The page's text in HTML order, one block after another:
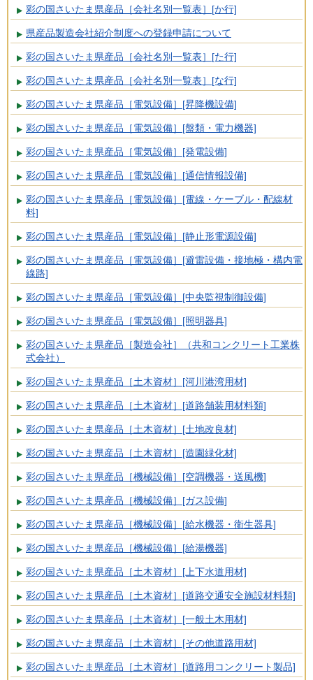
彩の国さいたま県産品［会社名別一覧表］[か行]
県産品製造会社紹介制度への登録申請について
彩の国さいたま県産品［会社名別一覧表］[た行]
彩の国さいたま県産品［会社名別一覧表］[な行]
彩の国さいたま県産品［電気設備］[昇降機設備]
彩の国さいたま県産品［電気設備］[盤類・電力機器]
彩の国さいたま県産品［電気設備］[発電設備]
彩の国さいたま県産品［電気設備］[通信情報設備]
彩の国さいたま県産品［電気設備］[電線・ケーブル・配線材
料]
彩の国さいたま県産品［電気設備］[静止形電源設備]
彩の国さいたま県産品［電気設備］[避雷設備・接地極・構内電
線路]
彩の国さいたま県産品［電気設備］[中央監視制御設備]
彩の国さいたま県産品［電気設備］[照明器具]
彩の国さいたま県産品［製造会社］（共和コンクリート工業株
式会社）
彩の国さいたま県産品［土木資材］[河川港湾用材]
彩の国さいたま県産品［土木資材］[道路舗装用材料類]
彩の国さいたま県産品［土木資材］[土地改良材]
彩の国さいたま県産品［土木資材］[造園緑化材]
彩の国さいたま県産品［機械設備］[空調機器・送風機]
彩の国さいたま県産品［機械設備］[ガス設備]
彩の国さいたま県産品［機械設備］[給水機器・衛生器具]
彩の国さいたま県産品［機械設備］[給湯機器]
彩の国さいたま県産品［土木資材］[上下水道用材]
彩の国さいたま県産品［土木資材］[道路交通安全施設材料類]
彩の国さいたま県産品［土木資材］[一般土木用材]
彩の国さいたま県産品［土木資材］[その他道路用材]
彩の国さいたま県産品［土木資材］[道路用コンクリート製品]